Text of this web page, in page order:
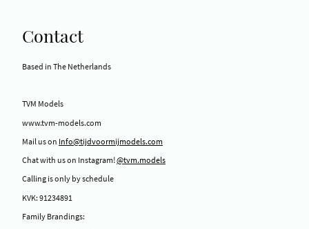
Contact
Based in The Netherlands
TVM Models
www.tvm-models.com
Mail us on Info@tijdvoormijmodels.com
Chat with us on Instagram!@tvm.models
Calling is only by schedule
KVK: 91234891
Family Brandings: